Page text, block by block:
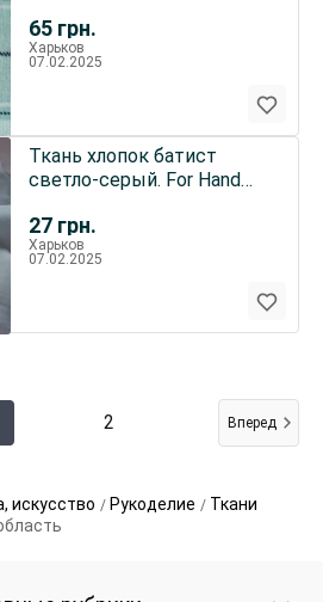
65 грн.
Харьков
07.02.2025
27 грн.
Ткань хлопок батист
светло-серый. For Hand
Харьков
07.02.2025
2 Вперед
искусство Рукоделие
Ткани